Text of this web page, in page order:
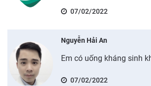
07/02/2022
Nguyễn Hải An
Em có uống kháng sinh
07/02/2022